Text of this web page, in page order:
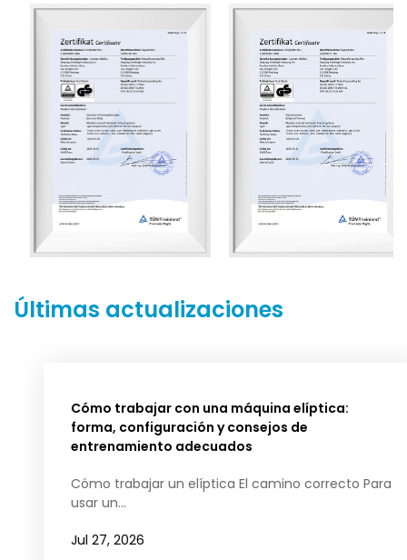
Últimas actualizaciones
Cómo trabajar con una máquina elíptica:
forma, configuración y consejos de
entrenamiento adecuados
Cómo trabajar un elíptica El camino correcto Para
usar un...
Jul 27, 2026